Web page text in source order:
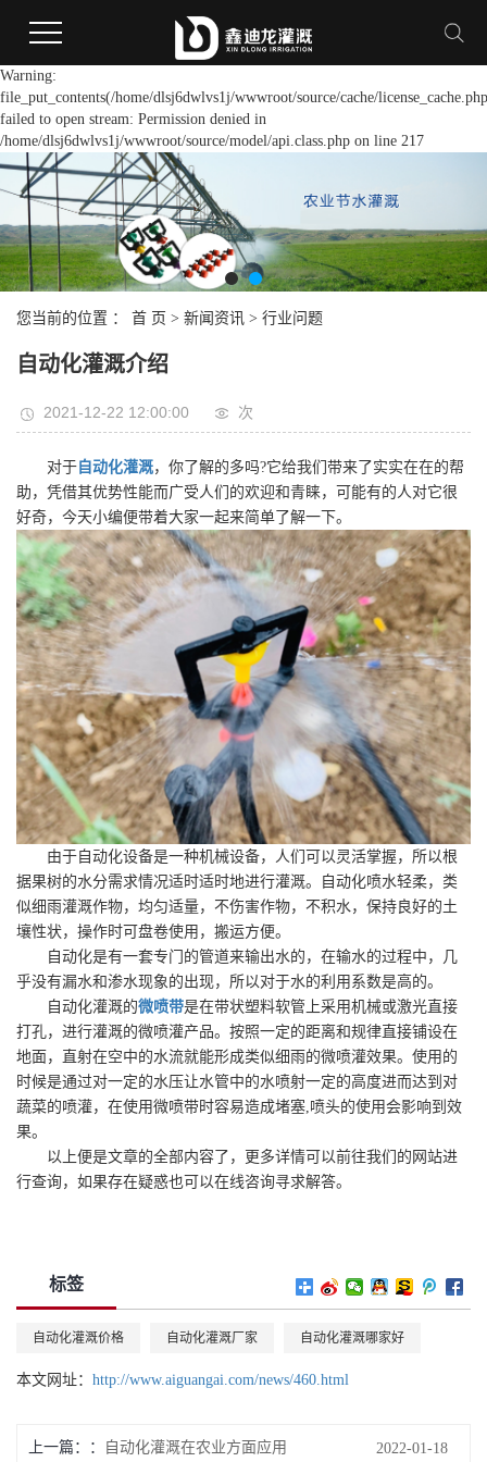
Warning:
file_put_contents(/home/dlsj6dwlvs1j/wwwroot/source/cache/
failed to open stream: Permission denied in
/home/dlsj6dwlvs1j/wwwroot/source/model/api.class.php on line 217
您当前的位置 ： 首 页 > 新闻资讯 > 行业问题
自动化灌溉介绍
2021-12-22 12:00:00 次
对于 自动化灌溉，你了解的多吗?它给我们带来了实实在在的帮
助，凭借其优势性能而广受人们的欢迎和青睐，可能有的人对它很
好奇，今天小编便带着大家一起来简单了解一下。
由于自动化设备是一种机械设备，人们可以灵活掌握，所以根
据果树的水分需求情况适时适时地进行灌溉。自动化喷水轻柔，类
似细雨灌溉作物，均匀适量，不伤害作物，不积水，保持良好的土
壤性状，操作时可盘卷使用，搬运方便。
自动化是有一套专门的管道来输出水的，在输水的过程中，几
乎没有漏水和渗水现象的出现，所以对于水的利用系数是高的。
自动化灌溉的微喷带是在带状塑料软管上采用机械或激光直接
打孔，进行灌溉的微喷灌产品。按照一定的距离和规律直接铺设在
地面，直射在空中的水流就能形成类似细雨的微喷灌效果。使用的
时候是通过对一定的水压让水管中的水喷射一定的高度进而达到对
蔬菜的喷灌，在使用微喷带时容易造成堵塞,喷头的使用会影响到效
果。
以上便是文章的全部内容了，更多详情可以前往我们的网站进
行查询，如果存在疑惑也可以在线咨询寻求解答。
标签
自动化灌溉价格 自动化灌溉厂家 自动化灌溉哪家好
本文网址： http://www.aiguangai.com/news/460.html
上一篇： 自动化灌溉在农业方面应用 2022-01-18